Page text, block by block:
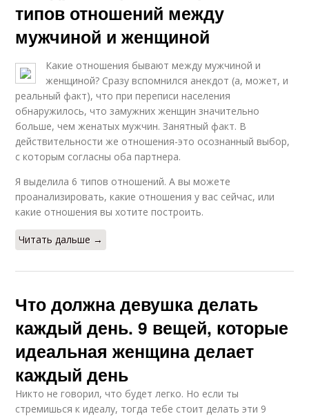
типов отношений между
мужчиной и женщиной
Какие отношения бывают между мужчиной и
женщиной? Сразу вспомнился анекдот (а, может, и
реальный факт), что при переписи населения
обнаружилось, что замужних женщин значительно
больше, чем женатых мужчин. Занятный факт. В
действительности же отношения-это осознанный выбор,
с которым согласны оба партнера.
Я выделила 6 типов отношений. А вы можете
проанализировать, какие отношения у вас сейчас, или
какие отношения вы хотите построить.
Читать дальше →
Что должна девушка делать
каждый день. 9 вещей, которые
идеальная женщина делает
каждый день
Никто не говорил, что будет легко. Но если ты
стремишься к идеалу, тогда тебе стоит делать эти 9